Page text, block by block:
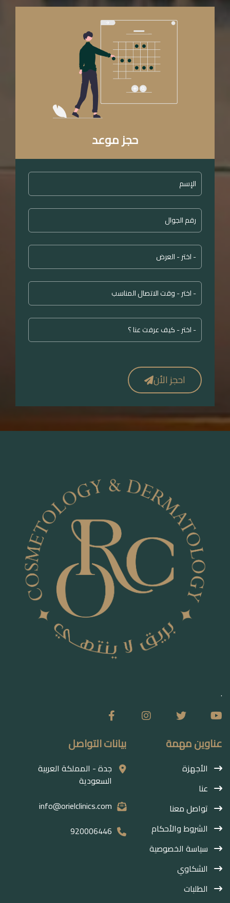
حجزموعد
احجز الأن
.
عناوين مهمة
الأجهزة
عنا
تواصل معنا
الشروط والأحكام
سياسة الخصوصية
الشكاوي
الطلبات
بيانات التواصل
جدة - المملكة العربية
السعودية
info@orielclinics.com
920006446